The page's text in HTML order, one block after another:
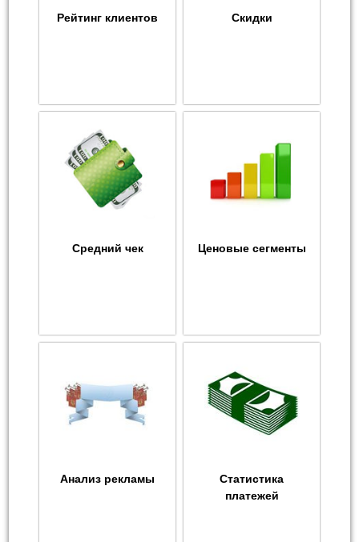
Рейтинг клиентов Скидки
Средний чек Ценовые сегменты
Анализ рекламы
Статистика
платежей